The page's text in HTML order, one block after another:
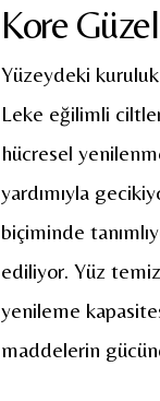
Kore
Yüzeydeki kuruluk
Leke eğilimli
hücresel
yardımıyla
biçiminde
ediliyor. Yüz
yenileme
maddelerin